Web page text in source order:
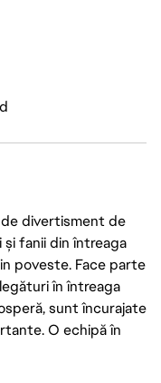
divertisment de
și fanii din întreaga
poveste. Face parte
în întreaga
sunt încurajate
O echipă în